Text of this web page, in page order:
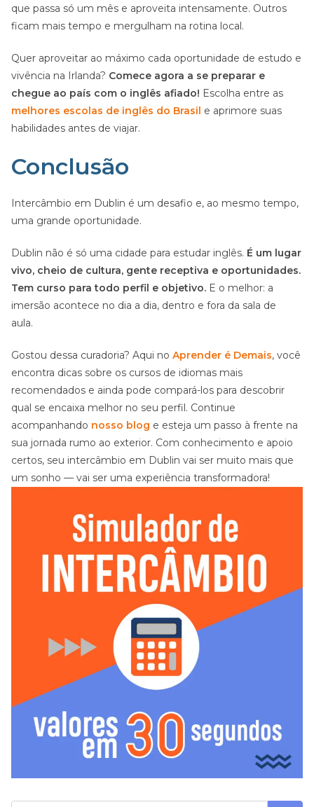
que passa só um mês e aproveita intensamente. Outros
ficam mais tempo e mergulham na rotina local.
Quer aproveitar ao máximo cada oportunidade de estudo e
vivência na Irlanda? Comece agora a se preparar e
chegue ao país com o inglês afiado! Escolha entre as
melhores escolas de inglês do Brasil e aprimore suas
habilidades antes de viajar.
Conclusão
Intercâmbio em Dublin é um desafio e, ao mesmo tempo,
uma grande oportunidade.
Dublin não é só uma cidade para estudar inglês. É um lugar
vivo, cheio de cultura, gente receptiva e oportunidades.
Tem curso para todo perfil e objetivo. E o melhor: a
imersão acontece no dia a dia, dentro e fora da sala de
aula.
Gostou dessa curadoria? Aqui no Aprender é Demais, você
encontra dicas sobre os cursos de idiomas mais
recomendados e ainda pode compará-los para descobrir
qual se encaixa melhor no seu perfil. Continue
acompanhando nosso blog e esteja um passo à frente na
sua jornada rumo ao exterior. Com conhecimento e apoio
certos, seu intercâmbio em Dublin vai ser muito mais que
um sonho — vai ser uma experiência transformadora!